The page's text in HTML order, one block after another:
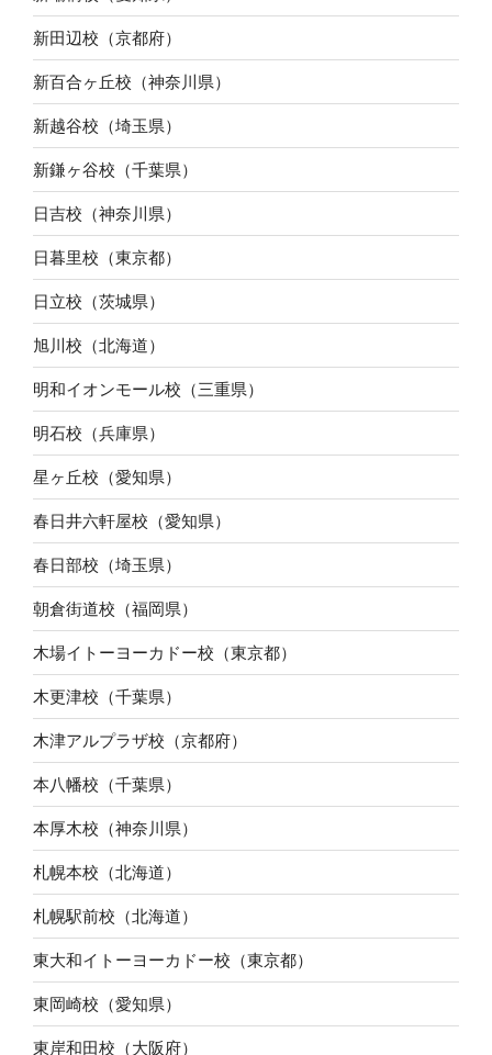
新田辺校（京都府）
新百合ヶ丘校（神奈川県）
新越谷校（埼玉県）
新鎌ヶ谷校（千葉県）
日吉校（神奈川県）
日暮里校（東京都）
日立校（茨城県）
旭川校（北海道）
明和イオンモール校（三重県）
明石校（兵庫県）
星ヶ丘校（愛知県）
春日井六軒屋校（愛知県）
春日部校（埼玉県）
朝倉街道校（福岡県）
木場イトーヨーカドー校（東京都）
木更津校（千葉県）
木津アルプラザ校（京都府）
本八幡校（千葉県）
本厚木校（神奈川県）
札幌本校（北海道）
札幌駅前校（北海道）
東大和イトーヨーカドー校（東京都）
東岡崎校（愛知県）
東岸和田校（大阪府）